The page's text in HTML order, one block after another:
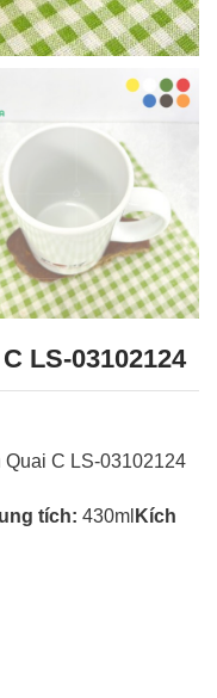
LS-03102124
C LS-03102124
tích: 430ml Kích